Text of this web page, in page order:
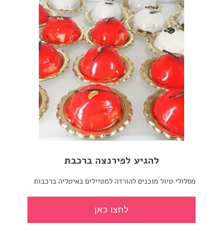
להגיע לפירנצה ברכבת
מסלולי טיול מוכנים להורדה למטיילים באיטליה ברכבות
לחצו כאן